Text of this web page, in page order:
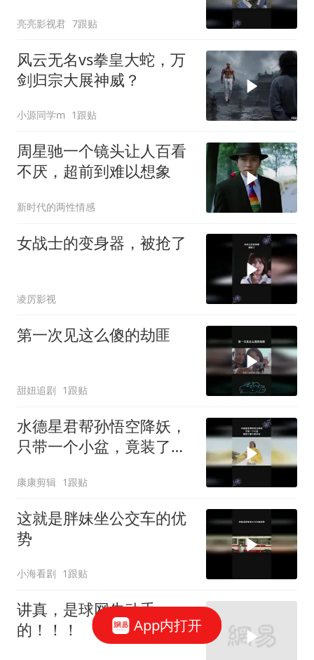
亮亮影视君 7跟贴
风云无名vs拳皇大蛇，万
剑归宗大展神威？
小源同学m 1跟贴
周星驰一个镜头让人百看
不厌，超前到难以想象
新时代的两性情感
女战士的变身器，被抢了
凌厉影视
第一次见这么傻的劫匪
甜妞追剧 1跟贴
水德星君帮孙悟空降妖，
只带一个小盆，竟装了整
康康剪辑 1跟贴
这就是胖妹坐公交车的优
势
小海看剧 1跟贴
讲真，是球网先动手
的！！！
App内打开